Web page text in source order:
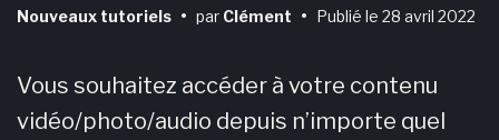
Nouveaux tutoriels • par Clément • Publié le 28 avril 2022
Vous souhaitez accéder à votre contenu
vidéo/photo/audio depuis n’importe quel